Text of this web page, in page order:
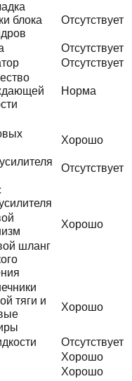
блока
Отсутствует
Отсутствует
Отсутствует
Норма
Хорошо
Отсутствует
Хорошо
шланг
тяги и
Хорошо
Отсутствует
Хорошо
Хорошо